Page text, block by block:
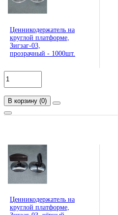
Ценникодержатель на
круглой платформе,
Зигзаг-03,
прозрачный - 1000шт.
В корзину (0)
Ценникодержатель на
круглой платформе,